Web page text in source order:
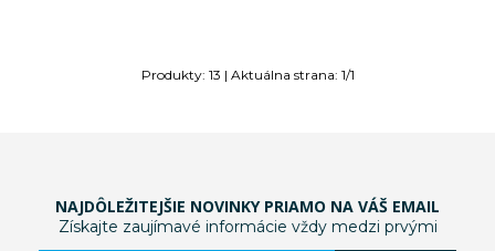
Produkty: 13 | Aktuálna strana: 1/1
NAJDÔLEŽITEJŠIE NOVINKY PRIAMO NA VÁŠ EMAIL
Získajte zaujímavé informácie vždy medzi prvými